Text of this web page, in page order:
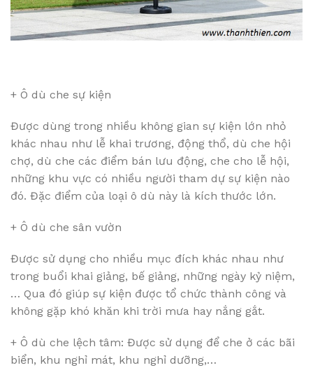
+ Ô dù che sự kiện
Được dùng trong nhiều không gian sự kiện lớn nhỏ
khác nhau như lễ khai trương, động thổ, dù che hội
chợ, dù che các điểm bán lưu động, che cho lễ hội,
những khu vực có nhiều người tham dự sự kiện nào
đó. Đặc điểm của loại ô dù này là kích thước lớn.
+ Ô dù che sân vườn
Được sử dụng cho nhiều mục đích khác nhau như
trong buổi khai giảng, bế giảng, những ngày kỷ niệm,
… Qua đó giúp sự kiện được tổ chức thành công và
không gặp khó khăn khi trời mưa hay nắng gắt.
+ Ô dù che lệch tâm: Được sử dụng để che ở các bãi
biển, khu nghỉ mát, khu nghỉ dưỡng,…